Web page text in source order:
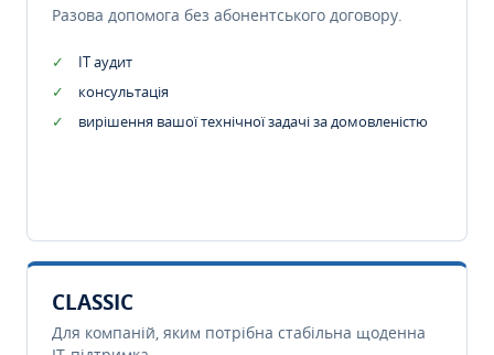
Разова допомога без абонентського договору.
IT аудит
консультація
вирішення вашої технічної задачі за домовленістю
CLASSIC
Для компаній, яким потрібна стабільна щоденна